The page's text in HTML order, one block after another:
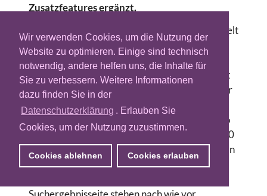
Wir verwenden Cookies, um die Nutzung der
Website zu optimieren. Einige sind technisch
notwendig, andere helfen uns, die Inhalte für
Sie zu verbessern. Weitere Informationen
dazu finden Sie in der
Datenschutzerklärung . Erlauben Sie
Cookies, um der Nutzung zuzustimmen.
Cookies ablehnen Cookies erlauben
Zusatzfeatures ergänzt.
Damit könnten Nutzer ihre Produktsuche gezielt
verfeinern und so noch schneller zum
Wunschprodukt gelangen. Das durchgeführte
Customizing erlaube es nun die Suche auch mit
Werteangaben gezielt einzugrenzen. Besucher
der Seite können beispielsweise durch Höchst-
oder Mindestangaben wie ‚Notebook max. 2,6
kg’ oder Wertespannen wie ‚Notebook von 300
bis 500 Euro’ die Suche einschränken. Bei vielen
Artikeleigenschaften lasse sich die Suche jetzt